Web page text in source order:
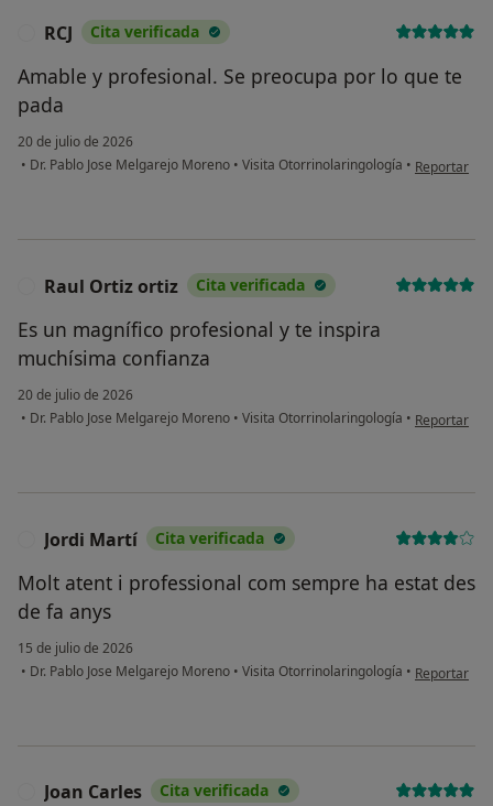
RCJ Cita verificada
Amable y profesional. Se preocupa por lo que te
pada
20 de julio de 2026
• Dr. Pablo Jose Melgarejo Moreno • Visita Otorrinolaringología • en opinión
Reportar
Raul Ortiz ortiz Cita verificada
Es un magnífico profesional y te inspira
muchísima confianza
20 de julio de 2026
• Dr. Pablo Jose Melgarejo Moreno • Visita Otorrinolaringología • en opinión
Reportar
Jordi Martí Cita verificada
Molt atent i professional com sempre ha estat des
de fa anys
15 de julio de 2026
• Dr. Pablo Jose Melgarejo Moreno • Visita Otorrinolaringología • en opinión
Reportar
Joan Carles Cita verificada